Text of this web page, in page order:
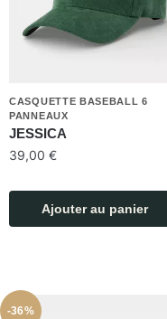
CASQUETTE BASEBALL 6
PANNEAUX
JESSICA
39,00 €
Ajouter au panier
-36%